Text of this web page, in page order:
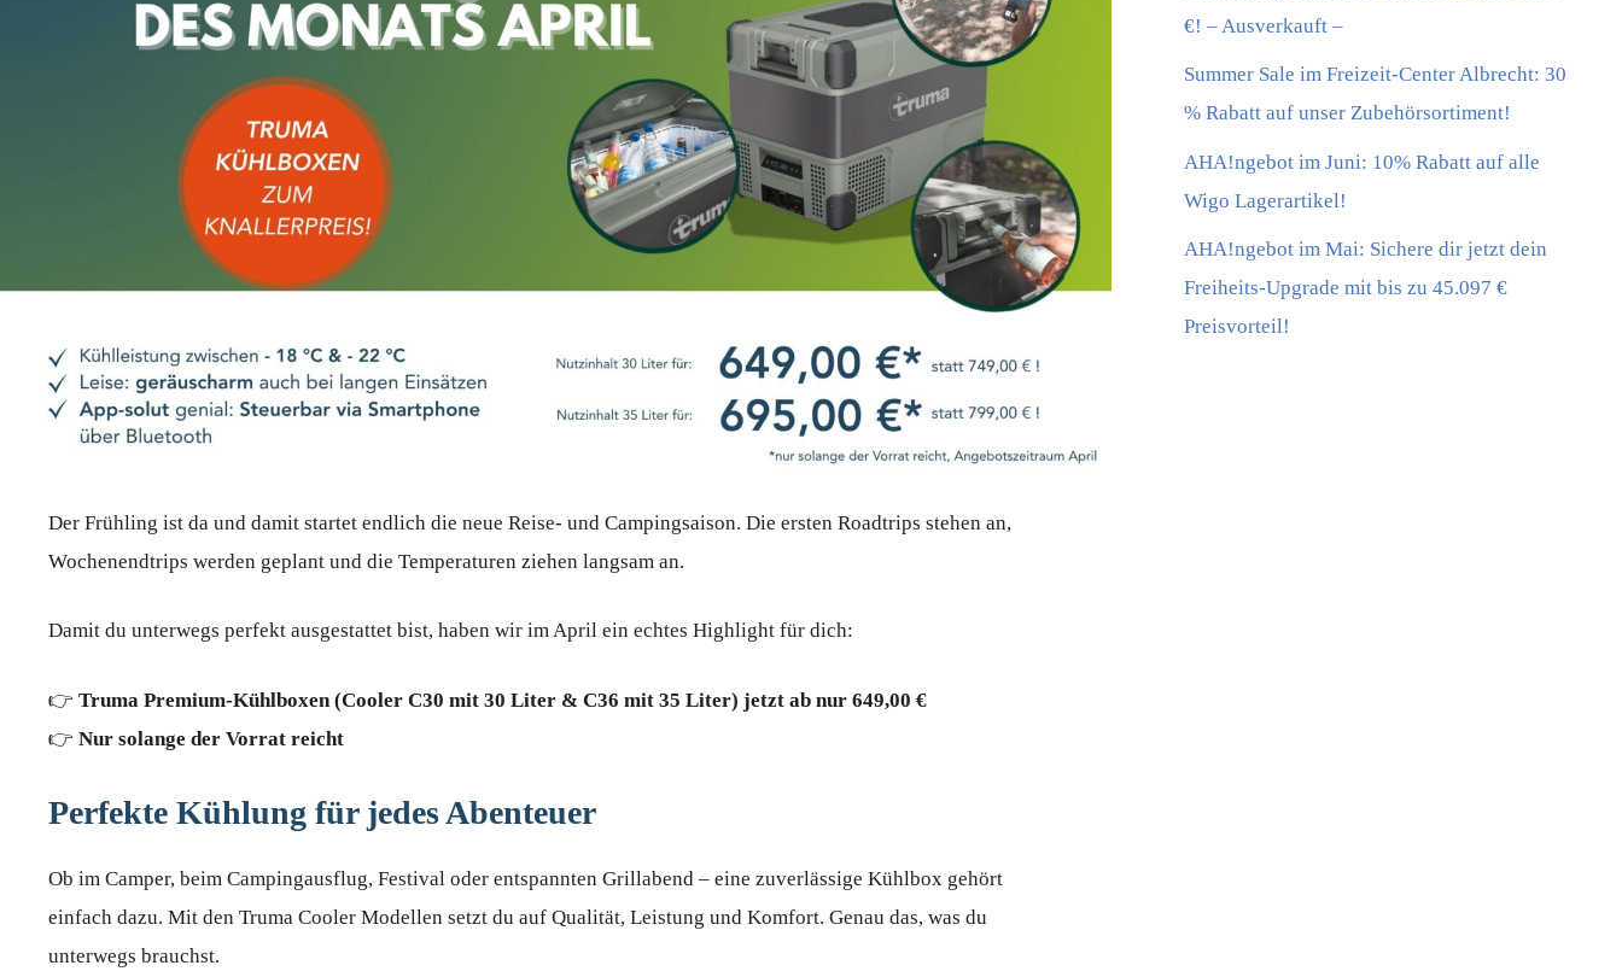
Der Frühling ist da und damit startet endlich die neue Reise- und Campingsaison. Die ersten Roadtrips stehen an,
Wochenendtrips werden geplant und die Temperaturen ziehen langsam an.
Damit du unterwegs perfekt ausgestattet bist, haben wir im April ein echtes Highlight für dich:
👉 Truma Premium-Kühlboxen (Cooler C30 mit 30 Liter & C36 mit 35 Liter) jetzt ab nur 649,00 €
👉 Nur solange der Vorrat reicht
Perfekte Kühlung für jedes Abenteuer
Ob im Camper, beim Campingausflug, Festival oder entspannten Grillabend – eine zuverlässige Kühlbox gehört
einfach dazu. Mit den Truma Cooler Modellen setzt du auf Qualität, Leistung und Komfort. Genau das, was du
unterwegs brauchst.
€! – Ausverkauft –
Summer Sale im Freizeit-Center Albrecht: 30
% Rabatt auf unser Zubehörsortiment!
AHA!ngebot im Juni: 10% Rabatt auf alle
Wigo Lagerartikel!
AHA!ngebot im Mai: Sichere dir jetzt dein
Freiheits-Upgrade mit bis zu 45.097 €
Preisvorteil!